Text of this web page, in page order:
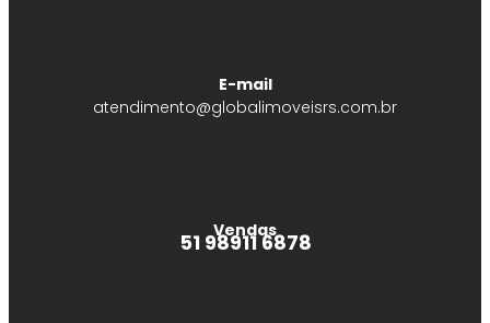
E-mail
atendimento@globalimoveisrs.com.br
Vendas
51 98911 6878